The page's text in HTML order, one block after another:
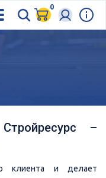
0
–
клиента и делает